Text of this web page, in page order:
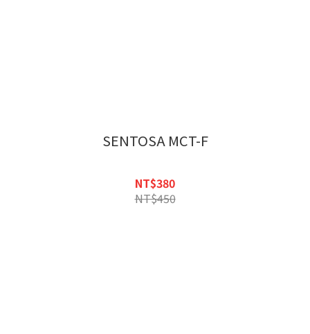
SENTOSA MCT-F
NT$380
NT$450